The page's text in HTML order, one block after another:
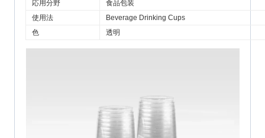
応用分野
食品包装
使用法
Beverage Drinking Cups
色
透明